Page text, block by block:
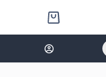
Shopping
cart